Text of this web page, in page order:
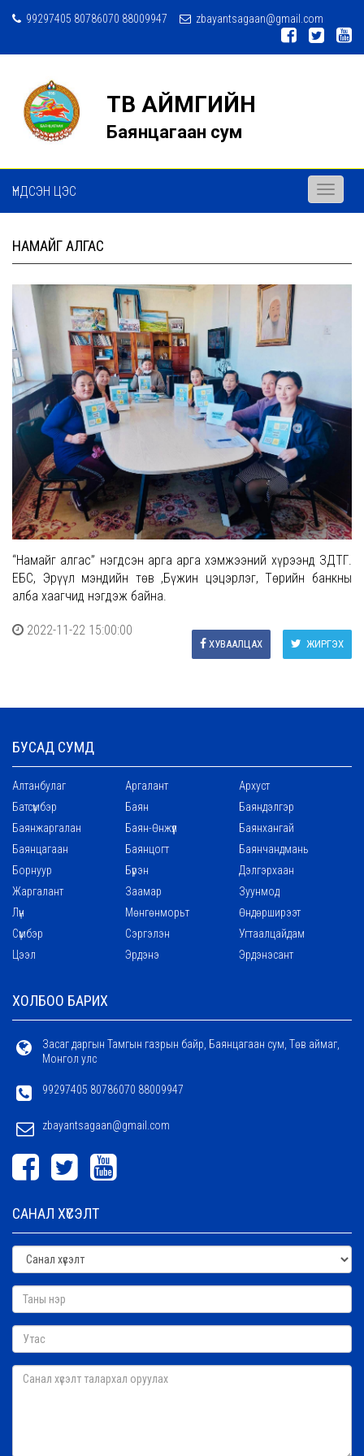
99297405 80786070 88009947 zbayantsagaan@gmail.com
ТӨВ АЙМГИЙН
Баянцагаан сум
ҮНДСЭН ЦЭС
Toggle
НАМАЙГ АЛГАС
“Намайг алгас” нэгдсэн арга арга хэмжээний хүрээнд ЗДТГ.
ЕБС, Эрүүл мэндийн төв ,Бүжин цэцэрлэг, Төрийн банкны
алба хаагчид нэгдэж байна.
2022-11-22 15:00:00
ЖИРГЭХ
ХУВААЛЦАХ
БУСАД СУМД
Алтанбулаг Аргалант
Архуст
Батсүмбэр
Баян
Баяндэлгэр
Баянжаргалан
Баян-Өнжүүл
Баянхангай
Баянцагаан
Баянцогт
Баянчандмань
Борнуур
Бүрэн
Дэлгэрхаан
Жаргалант
Заамар
Зуунмод
Лүн
Мөнгөнморьт
Өндөрширээт
Сүмбэр
Сэргэлэн
Угтаалцайдам
Цээл
Эрдэнэ Эрдэнэсант
ХОЛБОО БАРИХ
Засаг даргын Тамгын газрын байр, Баянцагаан сум, Төв аймаг,
Монгол улс
99297405 80786070 88009947
zbayantsagaan@gmail.com
САНАЛ ХҮСЭЛТ